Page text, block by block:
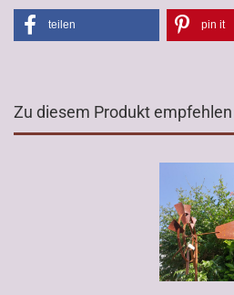
teilen pin it
Zu diesem Produkt